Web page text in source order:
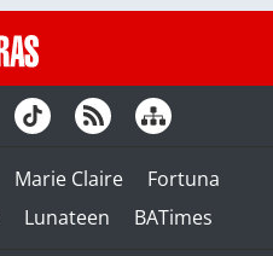
Marie Claire
Fortuna
Lunateen BATimes